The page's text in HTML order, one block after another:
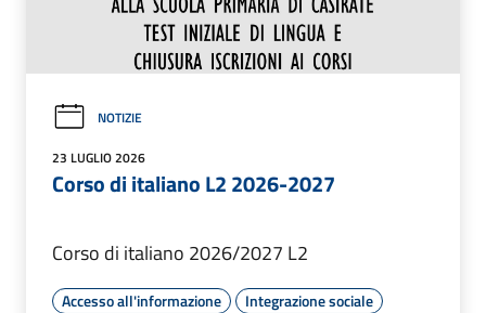
NOTIZIE
23 LUGLIO 2026
Corso di italiano L2 2026-2027
Corso di italiano 2026/2027 L2
Accesso all'informazione
Integrazione sociale